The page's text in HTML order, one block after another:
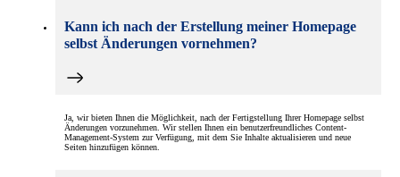
Kann ich nach der Erstellung meiner Homepage
selbst Änderungen vornehmen?
Ja, wir bieten Ihnen die Möglichkeit, nach der Fertigstellung Ihrer Homepage selbst
Änderungen vorzunehmen. Wir stellen Ihnen ein benutzerfreundliches Content-
Management-System zur Verfügung, mit dem Sie Inhalte aktualisieren und neue
Seiten hinzufügen können.